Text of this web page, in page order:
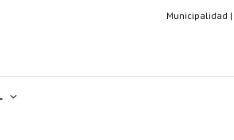
Municipalidad |